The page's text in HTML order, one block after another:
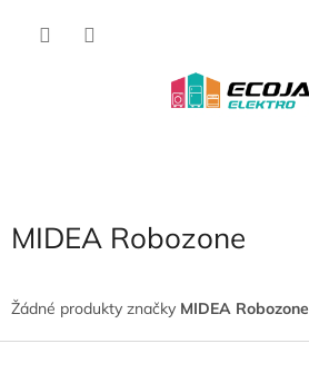
MIDEA Robozone
Žádné produkty značky MIDEA Robozone